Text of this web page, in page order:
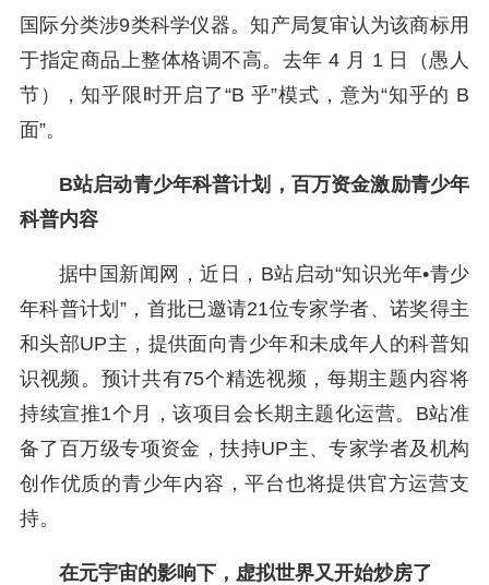
国际分类涉9类科学仪器。知产局复审认为该商标用
于指定商品上整体格调不高。去年 4 月 1 日（愚人
节），知乎限时开启了“B 乎”模式，意为“知乎的 B
面”。
B站启动青少年科普计划，百万资金激励青少年
科普内容
据中国新闻网，近日，B站启动“知识光年•青少
年科普计划”，首批已邀请21位专家学者、诺奖得主
和头部UP主，提供面向青少年和未成年人的科普知
识视频。预计共有75个精选视频，每期主题内容将
持续宣推1个月，该项目会长期主题化运营。B站准
备了百万级专项资金，扶持UP主、专家学者及机构
创作优质的青少年内容，平台也将提供官方运营支
持。
在元宇宙的影响下，虚拟世界又开始炒房了